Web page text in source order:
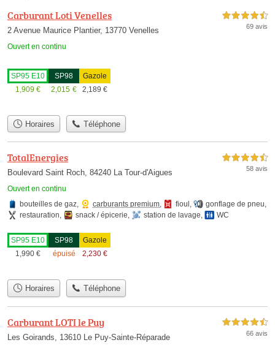
Carburant Loti Venelles
2 Avenue Maurice Plantier, 13770 Venelles
Ouvert en continu
4,5 étoiles sur 5
69 avis
SP95 E10
1,909 €
SP98
2,015 €
Gazole
2,189 €
Horaires Téléphone
TotalEnergies
Boulevard Saint Roch, 84240 La Tour-d'Aigues
Ouvert en continu
4,5 étoiles sur 5
58 avis
bouteilles de gaz, carburants premium, fioul , gonflage de pneu,
restauration, snack / épicerie, station de lavage, WC
SP95 E10
1,990 €
SP98
épuisé
Gazole
2,230 €
Horaires Téléphone
Carburant LOTI le Puy
Les Goirands, 13610 Le Puy-Sainte-Réparade
4,5 étoiles sur 5
66 avis